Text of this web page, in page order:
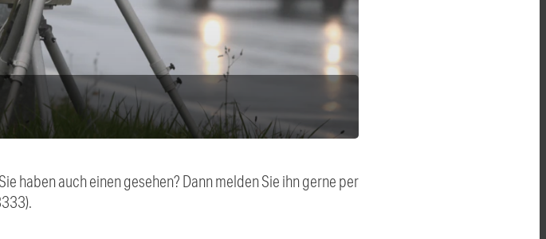
haben auch einen gesehen? Dann melden Sie ihn gerne per